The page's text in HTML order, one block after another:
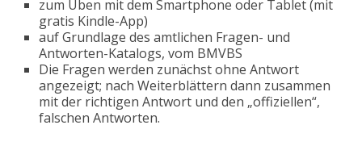
zum Üben mit dem Smartphone oder Tablet (mit
gratis Kindle-App)
auf Grundlage des amtlichen Fragen- und
Antworten-Katalogs, vom BMVBS
Die Fragen werden zunächst ohne Antwort
angezeigt; nach Weiterblättern dann zusammen
mit der richtigen Antwort und den „offiziellen“,
falschen Antworten.